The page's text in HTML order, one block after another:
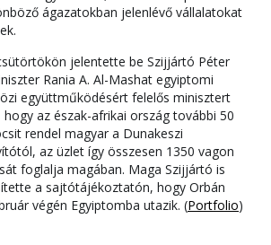
ágazatokban jelenlévő vállalatokat
jelentette be Szijjártó Péter
Rania A. Al-Mashat egyiptomi
együttműködésért felelős minisztert
az észak-afrikai ország további 50
rendel magyar a Dunakeszi
az üzlet így összesen 1350 vagon
foglalja magában. Maga Szijjártó is
a sajtótájékoztatón, hogy Orbán
végén Egyiptomba utazik. (Portfolio)